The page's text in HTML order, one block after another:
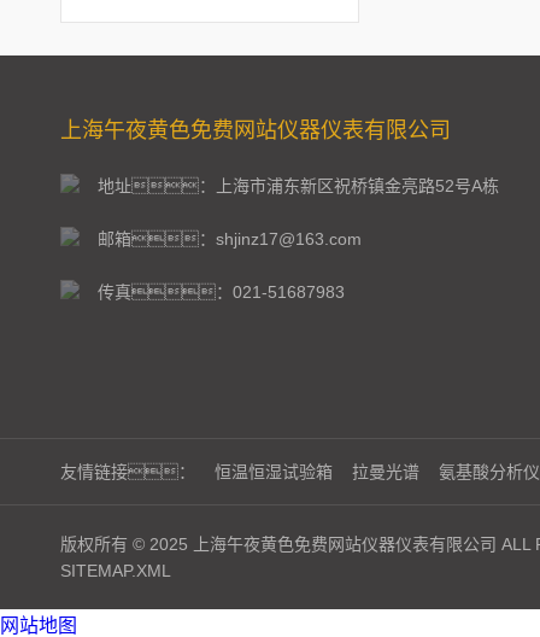
上海午夜黄色免费网站仪器仪表有限公司
地址：上海市浦东新区祝桥镇金亮路52号A栋
邮箱：shjinz17@163.com
传真：021-51687983
友情链接： 恒温恒湿试验箱 拉曼光谱 氨基酸分析仪
版权所有 © 2025 上海午夜黄色免费网站仪器仪表有限公司 ALL
SITEMAP.XML
网站地图